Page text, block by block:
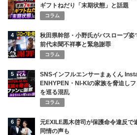
ギフトねだり「末期状態」と話題
コラム
4
秋田県幹部・小野氏がバスローブ
前代未聞不祥事と緊急謝罪
コラム
5
SNSインフルエンサーまぁくん
ENHYPEN・NI-KIの家族を脅迫し
を巡る混乱
コラム
6
元EXILE黒木啓司が保護命令違反で
同情の声も